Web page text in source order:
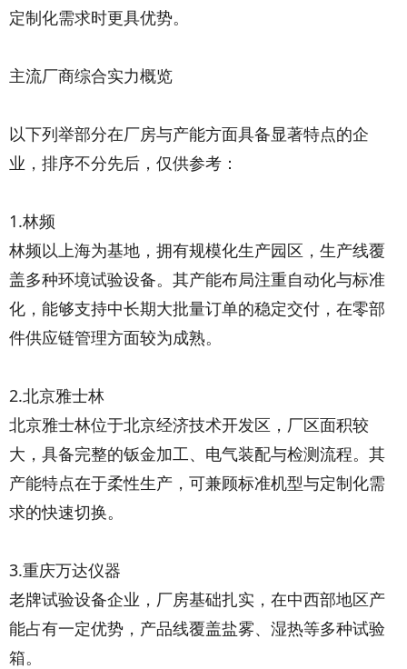
定制化需求时更具优势。
主流厂商综合实力概览
以下列举部分在厂房与产能方面具备显著特点的企
业，排序不分先后，仅供参考：
1.林频
林频以上海为基地，拥有规模化生产园区，生产线覆
盖多种环境试验设备。其产能布局注重自动化与标准
化，能够支持中长期大批量订单的稳定交付，在零部
件供应链管理方面较为成熟。
2.北京雅士林
北京雅士林位于北京经济技术开发区，厂区面积较
大，具备完整的钣金加工、电气装配与检测流程。其
产能特点在于柔性生产，可兼顾标准机型与定制化需
求的快速切换。
3.重庆万达仪器
老牌试验设备企业，厂房基础扎实，在中西部地区产
能占有一定优势，产品线覆盖盐雾、湿热等多种试验
箱。